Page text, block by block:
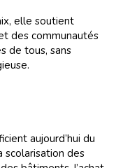
elle soutient
des communautés
de tous, sans
aujourd’hui du
scolarisation des